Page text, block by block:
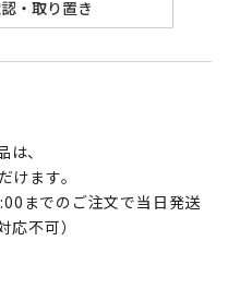
、
ます。
までのご注文で当日発送
不可）